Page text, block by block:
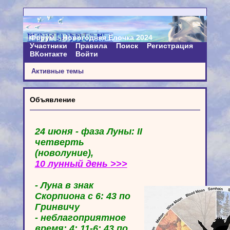
Форум
Новогодняя Ёлочка 2024
Участники
Правила Поиск
Регистрация
ВКонтакте
Войти
Активные темы
Объявление
24 июня - фаза Луны: II
четверть
(новолуние),
10 лунный день >>>
- Луна в знак
Скорпиона с 6: 43 по
Гринвичу
- неблагоприятное